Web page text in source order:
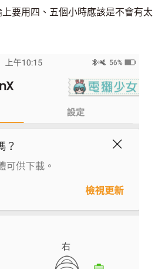
要用四、五個小時應該是不會有太